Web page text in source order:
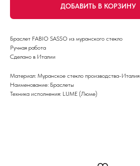
ДОБАВИТЬ В КОРЗИНУ
Браслет FABIO SASSO из муранского стекло
Ручная работа
Сделано в Италии
Материал: Муранское стекло производства-Италия
Наименование: Браслеты
Техника исполнения: LUME (Люме)